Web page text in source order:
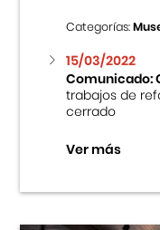
Categorías:
15/03/2022
Comunicado:
trabajos de
cerrado
Ver más